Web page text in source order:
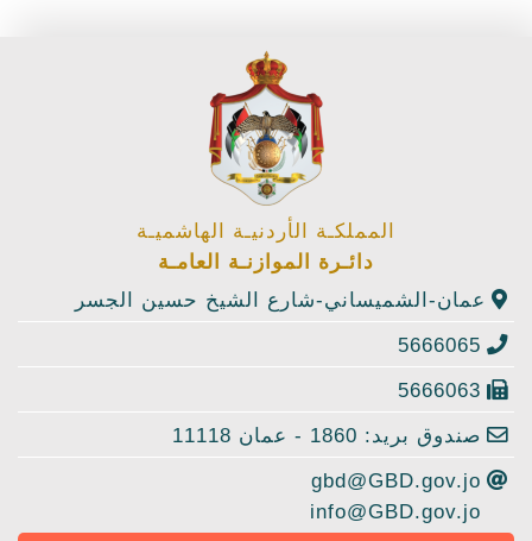
المملكـة الأردنيـة الهاشميـة
دائـرة الموازنـة العامـة
عمان-الشميساني-شارع الشيخ حسين الجسر
5666065
5666063
صندوق بريد: 1860 - عمان 11118
gbd@GBD.gov.jo
info@GBD.gov.jo